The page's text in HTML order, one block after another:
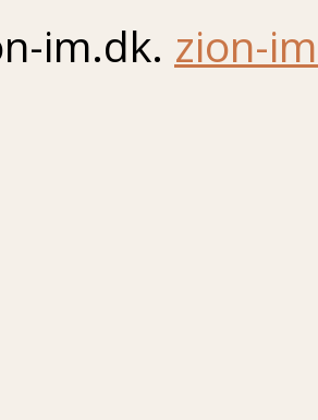
im.dk. zion-